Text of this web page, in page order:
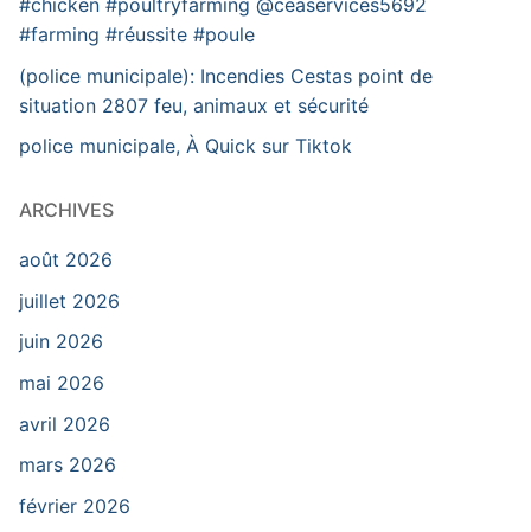
#chicken #poultryfarming @ceaservices5692
#farming #réussite #poule
(police municipale): Incendies Cestas point de
situation 2807 feu, animaux et sécurité
police municipale, À Quick sur Tiktok
ARCHIVES
août 2026
juillet 2026
juin 2026
mai 2026
avril 2026
mars 2026
février 2026